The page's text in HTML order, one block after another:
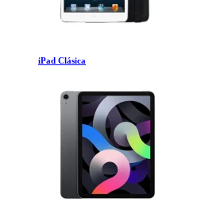
iPad Clásica